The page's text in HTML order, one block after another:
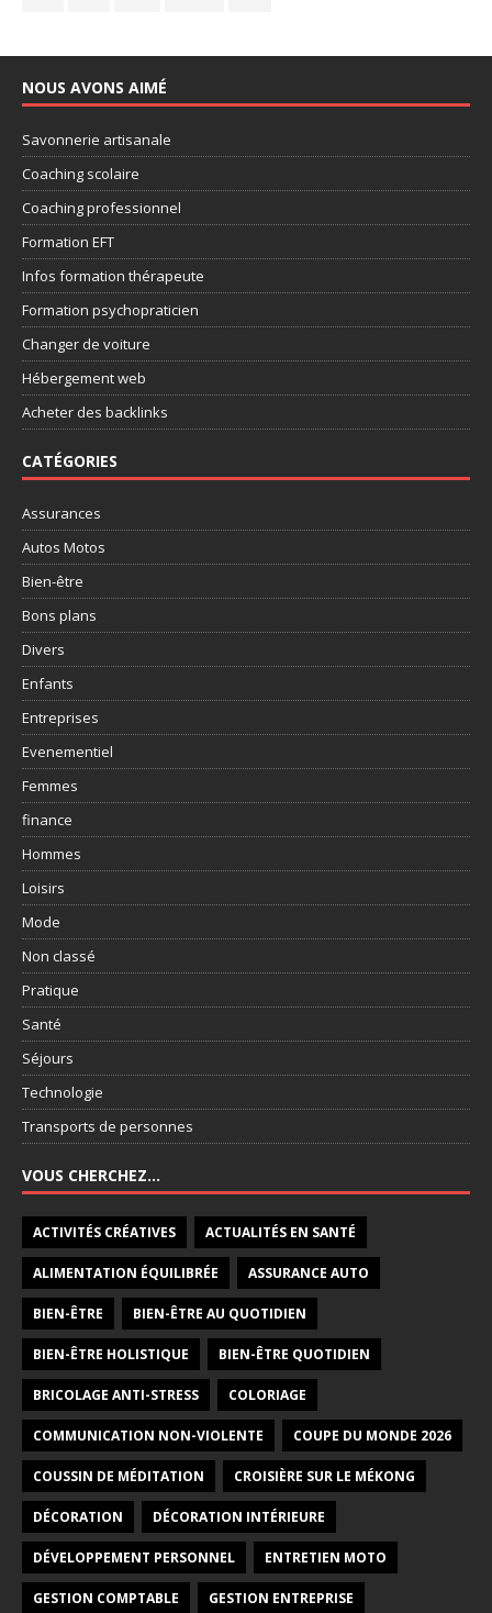
NOUS AVONS AIMÉ
Savonnerie artisanale
Coaching scolaire
Coaching professionnel
Formation EFT
Infos formation thérapeute
Formation psychopraticien
Changer de voiture
Hébergement web
Acheter des backlinks
CATÉGORIES
Assurances
Autos Motos
Bien-être
Bons plans
Divers
Enfants
Entreprises
Evenementiel
Femmes
finance
Hommes
Loisirs
Mode
Non classé
Pratique
Santé
Séjours
Technologie
Transports de personnes
VOUS CHERCHEZ…
ACTIVITÉS CRÉATIVES ACTUALITÉS EN SANTÉ
ALIMENTATION ÉQUILIBRÉE ASSURANCE AUTO
BIEN-ÊTRE BIEN-ÊTRE AU QUOTIDIEN
BIEN-ÊTRE HOLISTIQUE BIEN-ÊTRE QUOTIDIEN
BRICOLAGE ANTI-STRESS COLORIAGE
COMMUNICATION NON-VIOLENTE COUPE DU MONDE 2026
COUSSIN DE MÉDITATION CROISIÈRE SUR LE MÉKONG
DÉCORATION DÉCORATION INTÉRIEURE
DÉVELOPPEMENT PERSONNEL ENTRETIEN MOTO
GESTION COMPTABLE GESTION ENTREPRISE